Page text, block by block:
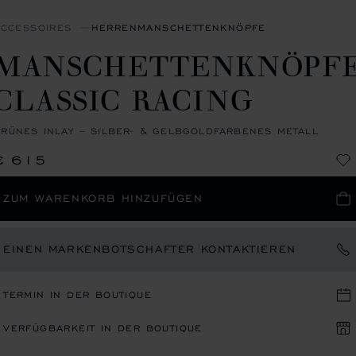
HERRENMANSCHETTENKNÖPFE
RACING
INLAY – SILBER- & GELBGOLDFARBENES METALL
615
ZUM WARENKORB HINZUFÜGEN
EINEN MARKENBOTSCHAFTER KONTAKTIEREN
TERMIN IN DER BOUTIQUE
VERFÜGBARKEIT IN DER BOUTIQUE